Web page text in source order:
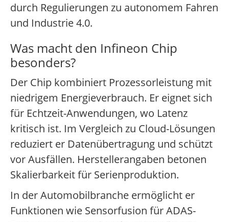
durch Regulierungen zu autonomem Fahren
und Industrie 4.0.
Was macht den Infineon Chip
besonders?
Der Chip kombiniert Prozessorleistung mit
niedrigem Energieverbrauch. Er eignet sich
für Echtzeit-Anwendungen, wo Latenz
kritisch ist. Im Vergleich zu Cloud-Lösungen
reduziert er Datenübertragung und schützt
vor Ausfällen. Herstellerangaben betonen
Skalierbarkeit für Serienproduktion.
In der Automobilbranche ermöglicht er
Funktionen wie Sensorfusion für ADAS-